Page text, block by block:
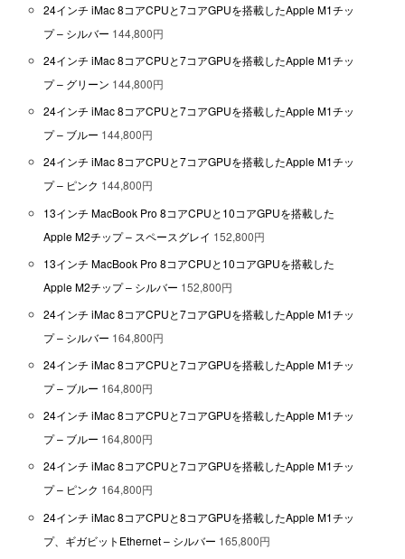
24インチ iMac 8コアCPUと7コアGPUを搭載したApple M1チッ
プ – シルバー 144,800円
24インチ iMac 8コアCPUと7コアGPUを搭載したApple M1チッ
プ – グリーン 144,800円
24インチ iMac 8コアCPUと7コアGPUを搭載したApple M1チッ
プ – ブルー 144,800円
24インチ iMac 8コアCPUと7コアGPUを搭載したApple M1チッ
プ – ピンク 144,800円
13インチ MacBook Pro 8コアCPUと10コアGPUを搭載した
Apple M2チップ – スペースグレイ 152,800円
13インチ MacBook Pro 8コアCPUと10コアGPUを搭載した
Apple M2チップ – シルバー 152,800円
24インチ iMac 8コアCPUと7コアGPUを搭載したApple M1チッ
プ – シルバー 164,800円
24インチ iMac 8コアCPUと7コアGPUを搭載したApple M1チッ
プ – ブルー 164,800円
24インチ iMac 8コアCPUと7コアGPUを搭載したApple M1チッ
プ – ブルー 164,800円
24インチ iMac 8コアCPUと7コアGPUを搭載したApple M1チッ
プ – ピンク 164,800円
24インチ iMac 8コアCPUと8コアGPUを搭載したApple M1チッ
プ、ギガビットEthernet – シルバー 165,800円